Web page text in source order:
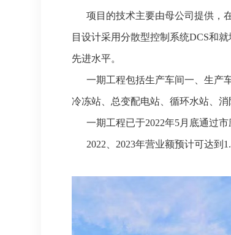
项目的技术主要由母公司提供，
目设计采用分散型控制系统DCS和
先进水平。
一期工程包括生产车间一、生产车
冷冻站、总变配电站、循环水站、
一期工程已于2022年5月底通过市
2022、2023年营业额预计可达到